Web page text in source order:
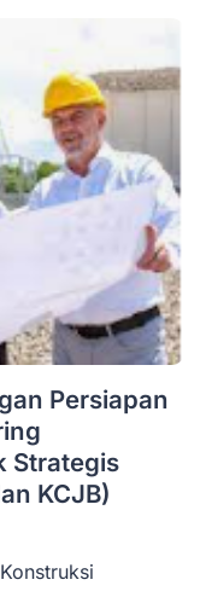
Persiapan
Strategis
KCJB)